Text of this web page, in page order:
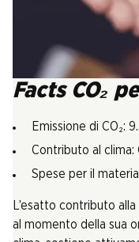
Facts CO₂
Emissione di CO₂:
Contributo al clima:
Spese per il
L’esatto contributo
al momento della sua